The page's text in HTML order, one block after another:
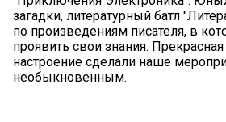
загадки, литературный батл
по произведениям писателя, в
проявить свои знания.
настроение сделали наше
необыкновенным.